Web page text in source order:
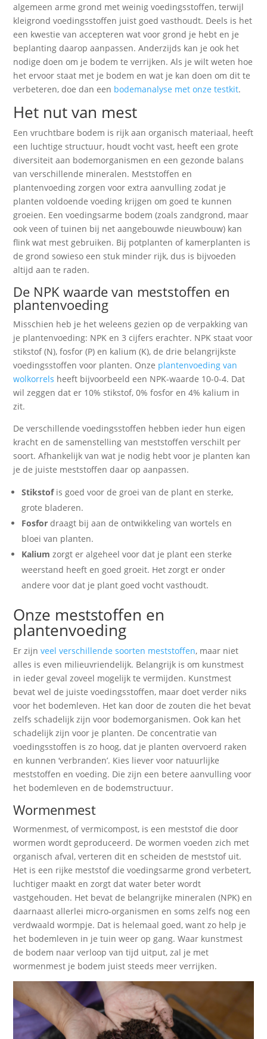
algemeen arme grond met weinig voedingsstoffen, terwijl
kleigrond voedingsstoffen juist goed vasthoudt. Deels is het
een kwestie van accepteren wat voor grond je hebt en je
beplanting daarop aanpassen. Anderzijds kan je ook het
nodige doen om je bodem te verrijken. Als je wilt weten hoe
het ervoor staat met je bodem en wat je kan doen om dit te
verbeteren, doe dan een bodemanalyse met onze testkit.
Het nut van mest
Een vruchtbare bodem is rijk aan organisch materiaal, heeft
een luchtige structuur, houdt vocht vast, heeft een grote
diversiteit aan bodemorganismen en een gezonde balans
van verschillende mineralen. Meststoffen en
plantenvoeding zorgen voor extra aanvulling zodat je
planten voldoende voeding krijgen om goed te kunnen
groeien. Een voedingsarme bodem (zoals zandgrond, maar
ook veen of tuinen bij net aangebouwde nieuwbouw) kan
flink wat mest gebruiken. Bij potplanten of kamerplanten is
de grond sowieso een stuk minder rijk, dus is bijvoeden
altijd aan te raden.
De NPK waarde van meststoffen en
plantenvoeding
Misschien heb je het weleens gezien op de verpakking van
je plantenvoeding: NPK en 3 cijfers erachter. NPK staat voor
stikstof (N), fosfor (P) en kalium (K), de drie belangrijkste
voedingsstoffen voor planten. Onze plantenvoeding van
wolkorrels heeft bijvoorbeeld een NPK-waarde 10-0-4. Dat
wil zeggen dat er 10% stikstof, 0% fosfor en 4% kalium in
zit.
De verschillende voedingsstoffen hebben ieder hun eigen
kracht en de samenstelling van meststoffen verschilt per
soort. Afhankelijk van wat je nodig hebt voor je planten kan
je de juiste meststoffen daar op aanpassen.
Stikstofis goed voor de groei van de plant en sterke,
grote bladeren.
Fosfor draagt bij aan de ontwikkeling van wortels en
bloei van planten.
Kalium zorgt er algeheel voor dat je plant een sterke
weerstand heeft en goed groeit. Het zorgt er onder
andere voor dat je plant goed vocht vasthoudt.
Onze meststoffen en
plantenvoeding
Er zijnveel verschillende soorten meststoffen, maar niet
alles is even milieuvriendelijk. Belangrijk is om kunstmest
in ieder geval zoveel mogelijk te vermijden. Kunstmest
bevat wel de juiste voedingsstoffen, maar doet verder niks
voor het bodemleven. Het kan door de zouten die het bevat
zelfs schadelijk zijn voor bodemorganismen. Ook kan het
schadelijk zijn voor je planten. De concentratie van
voedingsstoffen is zo hoog, dat je planten overvoerd raken
en kunnen ‘verbranden’. Kies liever voor natuurlijke
meststoffen en voeding. Die zijn een betere aanvulling voor
het bodemleven en de bodemstructuur.
Wormenmest
Wormenmest, of vermicompost, is een meststof die door
wormen wordt geproduceerd. De wormen voeden zich met
organisch afval, verteren dit en scheiden de meststof uit.
Het is een rijke meststof die voedingsarme grond verbetert,
luchtiger maakt en zorgt dat water beter wordt
vastgehouden. Het bevat de belangrijke mineralen (NPK) en
daarnaast allerlei micro-organismen en soms zelfs nog een
verdwaald wormpje. Dat is helemaal goed, want zo help je
het bodemleven in je tuin weer op gang. Waar kunstmest
de bodem naar verloop van tijd uitput, zal je met
wormenmest je bodem juist steeds meer verrijken.